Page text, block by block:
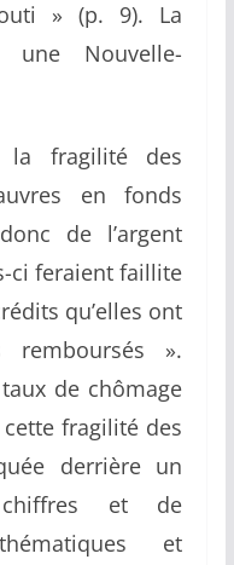
» (p. 9). La
une Nouvelle-
la fragilité des
en fonds
de l’argent
ci feraient faillite
qu’elles ont
».
de chômage
cette fragilité des
derrière un
et de
et